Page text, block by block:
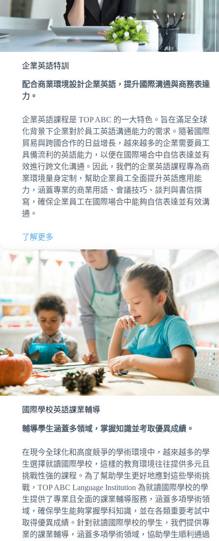
企業英語特訓
配合商業環境設計企業英語，提升國際溝通與商務表達
力。
企業英語課程是 TOP ABC 的一大特色。旨在滿足全球
化背景下企業對於員工英語溝通能力的需求。隨著國際
貿易與跨國合作的日益增長，越來越多的企業需要員工
具備流利的英語能力，以便在國際場合中自信表達並有
效進行跨文化溝通。因此，我們的企業英語課程專為商
業環境量身定制，幫助企業員工全面提升英語應用能
力，涵蓋專業的商業用語、會議技巧、談判與書信撰
寫，確保企業員工在國際場合中能夠自信表達並有效溝
通。
了解更多
國際學校英語課業輔導
輔導學生涵蓋多領域，掌握知識並考取優異成績。
在現今全球化和高度競爭的學術環境中，越來越多的學
生選擇就讀國際學校，這樣的教育環境往往提供多元且
挑戰性強的課程。為了幫助學生更好地應對這些學術挑
戰，TOP ABC Language Institution 為就讀國際學校的學
生提供了專業且全面的課業輔導服務，涵蓋多項學術領
域，確保學生能夠掌握學科知識，並在各類重要考試中
取得優異成績。針對就讀國際學校的學生，我們提供專
業的課業輔導，涵蓋多項學術領域，協助學生順利通過